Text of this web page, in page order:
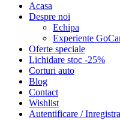
Acasa
Despre noi
Echipa
Experiente
Oferte speciale
Lichidare stoc -25%
Corturi auto
Blog
Contact
Wishlist
Autentificare /